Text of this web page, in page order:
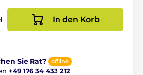
In den Korb
Sie Rat? offline
+49 176 34 433 212